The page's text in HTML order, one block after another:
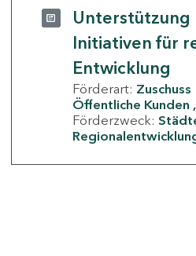
Unterstützung
Initiativen für
Entwicklung
Förderart: Zuschuss
Öffentliche Kunden
Förderzweck: